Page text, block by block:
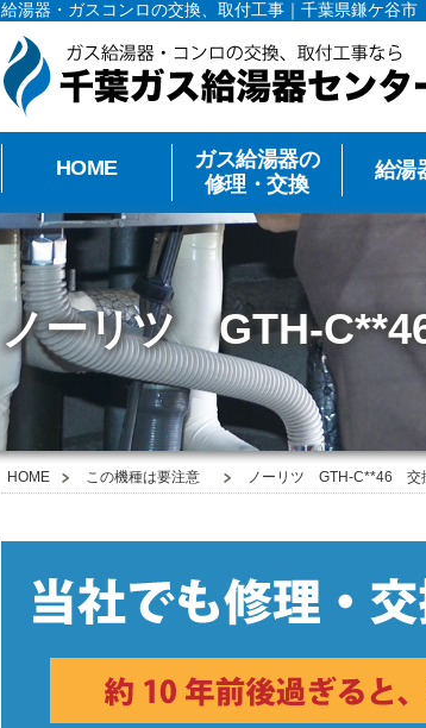
給湯器・ガスコンロの交換、取付工事｜千葉県鎌ケ谷
HOME
ガス給湯器の
修理・交換
給湯
ノーリツ GTH-
HOME この機種は要注意 ノーリツ GTH-C**46 交